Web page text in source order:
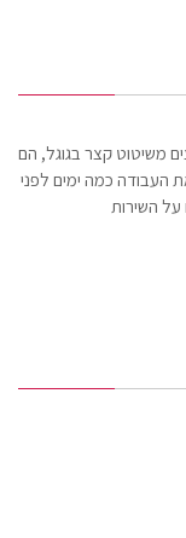
משיטוט קצר בגוגל, הם
העבודה כמה ימים לפני
על השירות